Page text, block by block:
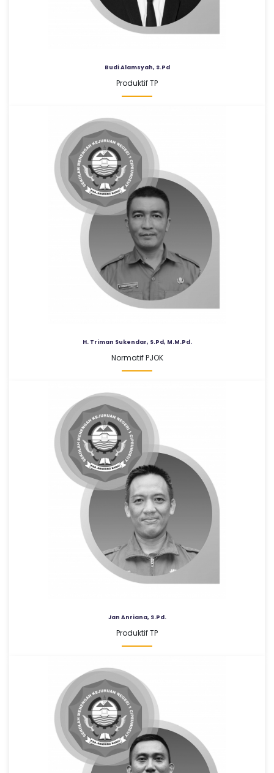
Budi Alamsyah, S.Pd
Produktif TP
H. Triman Sukendar, S.Pd, M.M.Pd.
Normatif PJOK
Jan Anriana, S.Pd.
Produktif TP